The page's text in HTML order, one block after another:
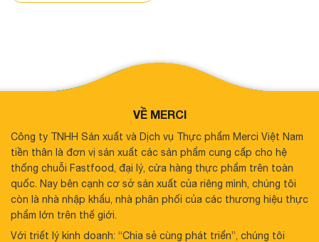
VỀ MERCI
Công ty TNHH Sản xuất và Dịch vụ Thực phẩm Merci Việt Nam
tiền thân là đơn vị sản xuất các sản phẩm cung cấp cho hệ
thống chuỗi Fastfood, đại lý, cửa hàng thực phẩm trên toàn
quốc. Nay bên cạnh cơ sở sản xuất của riêng mình, chúng tôi
còn là nhà nhập khẩu, nhà phân phối của các thương hiệu thực
phẩm lớn trên thế giới.
Với triết lý kinh doanh: “Chia sẻ cùng phát triển”, chúng tôi